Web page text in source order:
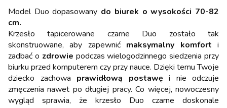
Model Duo dopasowany do biurek o wysokości 70-82
cm.
Krzesło tapicerowane czarne Duo zostało tak
skonstruowane, aby zapewnić maksymalny komfort i
zadbać o zdrowie podczas wielogodzinnego siedzenia przy
biurku przed komputerem czy przy nauce. Dzięki temu Twoje
dziecko zachowa prawidłową postawę i nie odczuje
zmęczenia nawet po długiej pracy. Co więcej, nowoczesny
wygląd sprawia, że krzesło Duo czarne doskonale